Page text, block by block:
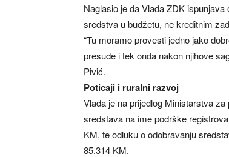
Naglasio je da Vlada ZDK
sredstva u budžetu, ne kreditnim
“Tu moramo provesti jedno jako
presude i tek onda nakon njihove
Pivić.
Poticaji i ruralni razvoj
Vlada je na prijedlog Ministarstva
sredstava na ime podrške
KM, te odluku o odobravanju
85.314 KM.